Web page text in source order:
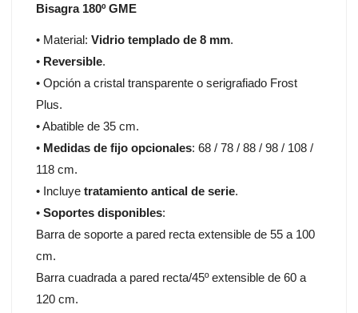
Bisagra 180º GME
• Material: Vidrio templado de 8 mm.
• Reversible.
• Opción a cristal transparente o serigrafiado Frost
Plus.
• Abatible de 35 cm.
• Medidas de fijo opcionales: 68 / 78 / 88 / 98 / 108 /
118 cm.
• Incluyetratamiento antical de serie.
• Soportes disponibles:
Barra de soporte a pared recta extensible de 55 a 100
cm.
Barra cuadrada a pared recta/45º extensible de 60 a
120 cm.